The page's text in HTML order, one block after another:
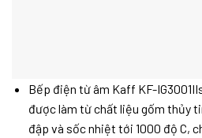
Bếp điện từ âm Kaff KF-
được làm từ chất liệu gốm thủy
đập và sốc nhiệt tới 1000 độ C,